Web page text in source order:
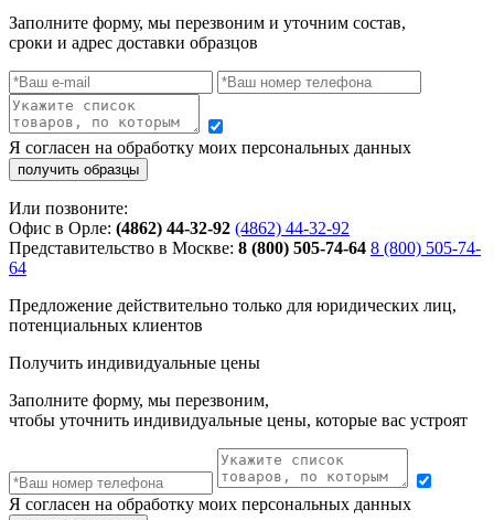
Заполните форму, мы перезвоним и уточним состав,
сроки и адрес доставки образцов
Я согласен на обработку моих персональных данных
Или позвоните:
Офис в Орле: (4862) 44-32-92 (4862) 44-32-92
Представительство в Москве: 8 (800) 505-74-64 8 (800) 505-74-
64
Предложение действительно только для юридических лиц,
потенциальных клиентов
Получить индивидуальные цены
Заполните форму, мы перезвоним,
чтобы уточнить индивидуальные цены, которые вас устроят
Я согласен на обработку моих персональных данных